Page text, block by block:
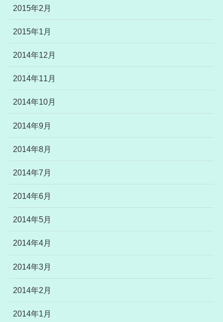
2015年2月
2015年1月
2014年12月
2014年11月
2014年10月
2014年9月
2014年8月
2014年7月
2014年6月
2014年5月
2014年4月
2014年3月
2014年2月
2014年1月